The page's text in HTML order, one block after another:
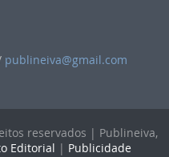
publineiva@gmail.com
reservados | Publineiva,
Editorial | Publicidade